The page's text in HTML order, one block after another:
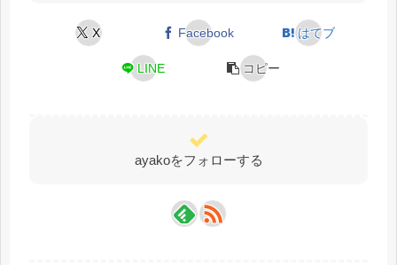
X Facebook はてブ
LINE コピー
ayakoをフォローする